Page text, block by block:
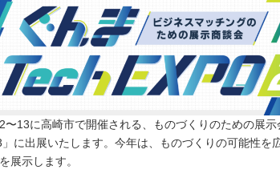
〜13に高崎市で開催される、ものづくりのための展
」に出展いたします。今年は、ものづくりの可能性を
展示します。